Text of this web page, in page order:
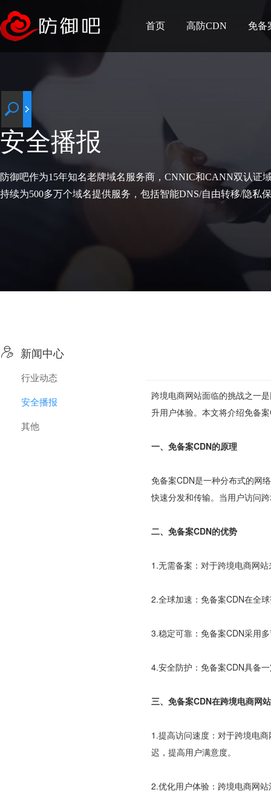
首页 高防CDN 免备
安全播报
防御吧作为15年知名老牌域名服务商，CNNIC和CANN双认证
持续为500多万个域名提供服务，包括智能DNS/自由转移/隐私
 新闻中心
行业动态
安全播报
其他
跨境电商网站面临的挑战之一
升用户体验。本文将介绍免备
一、免备案CDN的原理
免备案CDN是一种分布式的网
快速分发和传输。当用户访问
二、免备案CDN的优势
1.无需备案：对于跨境电商网
2.全球加速：免备案CDN在全
3.稳定可靠：免备案CDN采用
4.安全防护：免备案CDN具备
三、免备案CDN在跨境电商网
1.提高访问速度：对于跨境电
迟，提高用户满意度。
2.优化用户体验：跨境电商网